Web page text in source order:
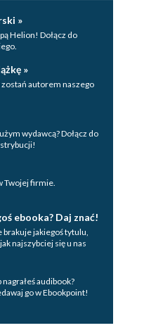
»
Helion! Dołącz do
»
autorem naszego
wydawcą? Dołącz do
Twojej firmie.
ebooka? Daj znać!
brakuje jakiegoś tytulu,
najszybciej się u nas
nagrałeś audibook?
go w Ebookpoint!